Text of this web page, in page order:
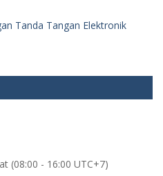
Tanda Tangan Elektronik
(08:00 - 16:00 UTC+7)